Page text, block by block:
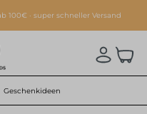
100€ · super schneller Versand
Geschenkideen